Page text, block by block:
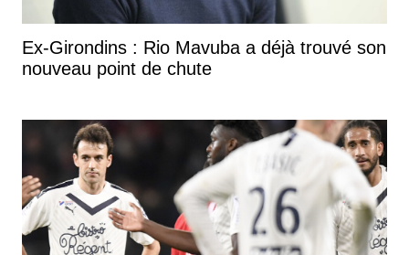
Ex-Girondins : Rio Mavuba a déjà trouvé son
nouveau point de chute